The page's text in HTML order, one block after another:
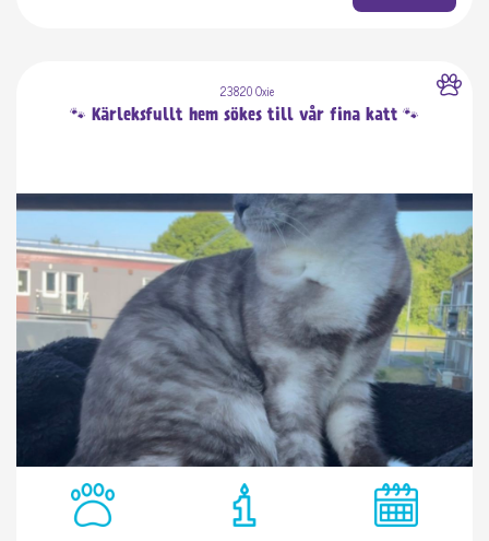
23820 Oxie
🐾 Kärleksfullt hem sökes till vår fina katt 🐾